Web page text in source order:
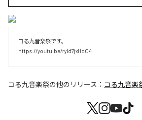
コる九音楽祭です。
https://youtu.be/ryId7jxHoO4
コる九音楽祭の他のリリース： コる九音楽